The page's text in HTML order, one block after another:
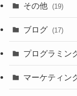
その他 (19)
ブログ (17)
プログラミン
マーケティン